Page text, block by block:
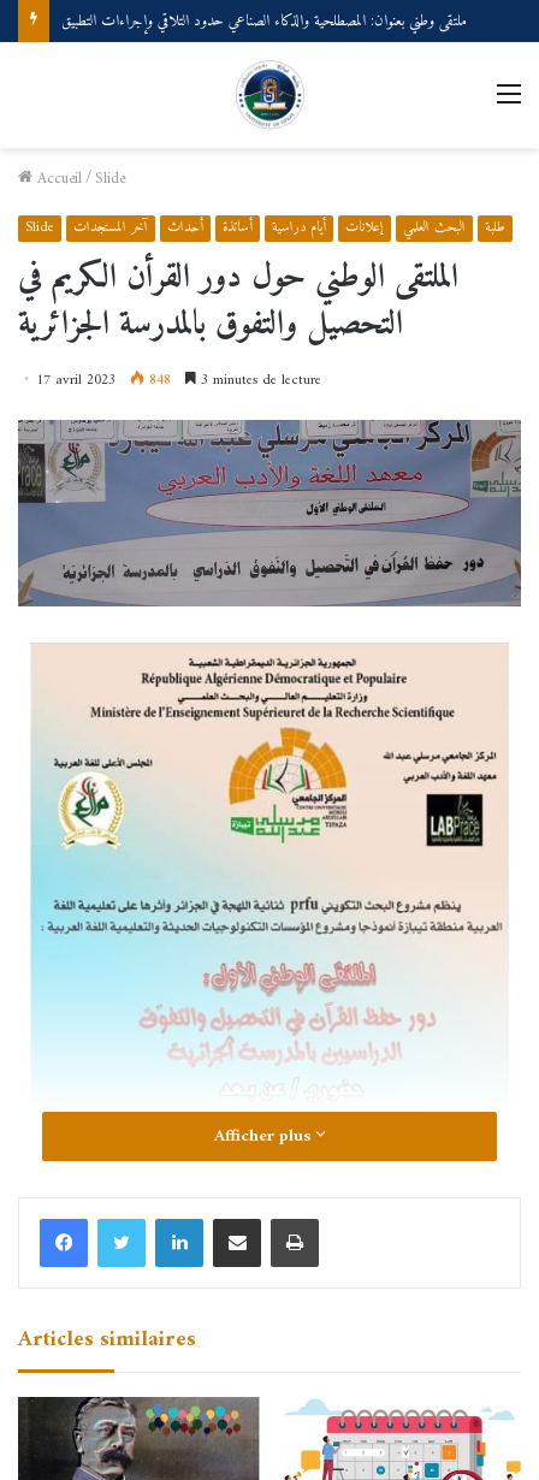
ملتقى وطني بعنوان: المصطلحية والذكاء الصناعي حدود التلاقي وإجراءات التطبيق
Accueil/Slide
Slide آخر المستجدات أحداث أساتذة أيام دراسية إعلانات البحث العلمي طلبة
الملتقى الوطني حول دور القرأن الكريم في
التحصيل والتفوق بالمدرسة الجزائرية
17 avril 2023 848 3 minutes de lecture
صور من الملتقى الوطني حول دور القرأن
الكريم في التحصيل والتفوق بالمدرسة الجزائرية
Afficher plus
Articles similaires